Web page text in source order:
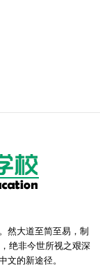
然大道至简至易，制
绝非今世所视之艰深
文的新途径。